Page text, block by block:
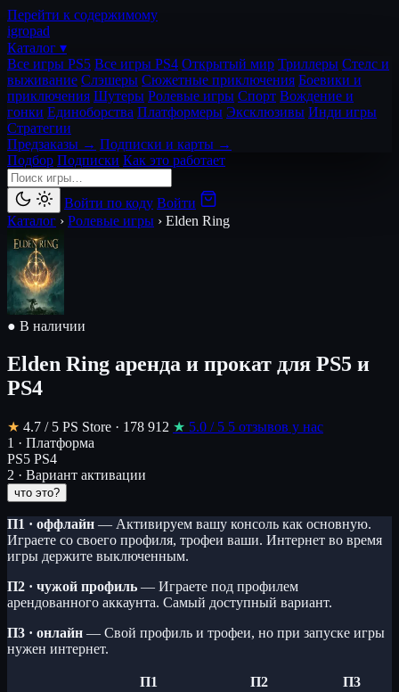
Перейти к содержимому
igropad
Каталог ▾
Все игры PS5 Все игры PS4 Открытый мир Триллеры Стелс и
выживание Слэшеры Сюжетные приключения Боевики и
приключения Шутеры Ролевые игры Спорт Вождение и
гонки Единоборства Платформеры Эксклюзивы Инди игры
Стратегии
Предзаказы → Подписки и карты →
Подбор Подписки Как это работает
Войти по коду Войти
Каталог › Ролевые игры › Elden Ring
● В наличии
Elden Ring аренда и прокат для PS5 и
PS4
★ 4.7 / 5 PS Store · 178 912 ★ 5.0 / 5 5 отзывов у нас
1 · Платформа
PS5 PS4
2 · Вариант активации
что это?
П1 · оффлайн — Активируем вашу консоль как основную.
Играете со своего профиля, трофеи ваши. Интернет во время
игры держите выключенным.
П2 · чужой профиль — Играете под профилем
арендованного аккаунта. Самый доступный вариант.
П3 · онлайн — Свой профиль и трофеи, но при запуске игры
нужен интернет.
П1 П2 П3